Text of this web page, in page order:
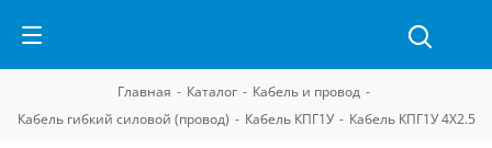
Главная - Каталог - Кабель и провод -
Кабель гибкий силовой (провод) - Кабель КПГ1У - Кабель КПГ1У 4Х2.5